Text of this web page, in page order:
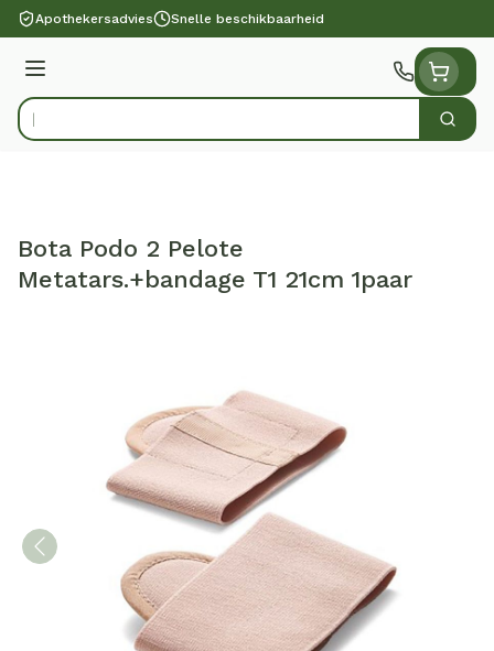
Ga naar de inhoud
Apothekersadvies Snelle beschikbaarheid
Menu
Product, merk, categorie... Zoek
Bota Podo 2 Pelote
Metatars.+bandage T1 21cm 1paar